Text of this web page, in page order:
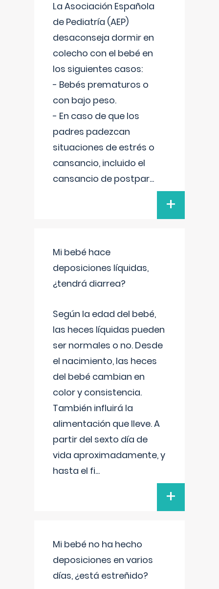
La Asociación Española
de Pediatría (AEP)
desaconseja dormir en
colecho con el bebé en
los siguientes casos:
- Bebés prematuros o
con bajo peso.
- En caso de que los
padres padezcan
situaciones de estrés o
cansancio, incluido el
cansancio de postpar...
+
Mi bebé hace
deposiciones líquidas,
¿tendrá diarrea?
Según la edad del bebé,
las heces líquidas pueden
ser normales o no. Desde
el nacimiento, las heces
del bebé cambian en
color y consistencia.
También influirá la
alimentación que lleve. A
partir del sexto día de
vida aproximadamente, y
hasta el fi...
+
Mi bebé no ha hecho
deposiciones en varios
días, ¿está estreñido?